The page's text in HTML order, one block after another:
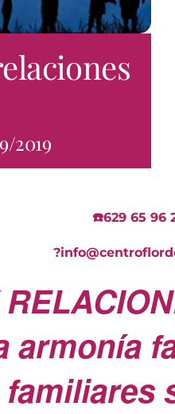
2019
☎️629 65 96
?
armonía